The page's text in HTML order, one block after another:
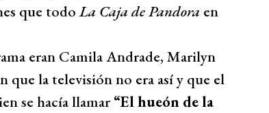
que todoLa Caja de Pandora en
eran Camila Andrade, Marilyn
que la televisión no era así y que el
se hacía llamar “El hueón de la